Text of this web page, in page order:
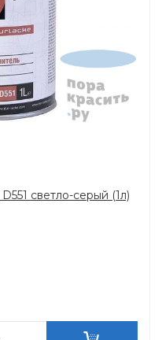
светло-серый (1л)